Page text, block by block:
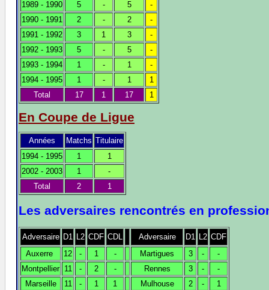
1989 - 1990
5 - 5
-
1990 - 1991
2 - 2
-
1991 - 1992
3 1 3
-
1992 - 1993
5 - 5
-
1993 - 1994
1 - 1
-
1994 - 1995
1 - 1
1
Total
17 1 17 1
En Coupe de Ligue
Années Matchs Titulaire
1994 - 1995
1
1
2002 - 2003
1
-
Total
2 1
Les adversaires rencontrés en
Adversaire D1 L2 CDF CDL Adversaire D1 L2 CDF
Auxerre
12 - 1 - Martigues 3 -
-
Montpellier 11 - 2 - Rennes 3 -
-
Marseille
11 - 1 1 Mulhouse 2 -
1